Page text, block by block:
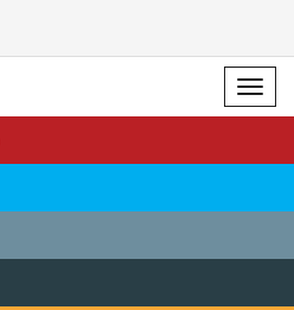
Menu